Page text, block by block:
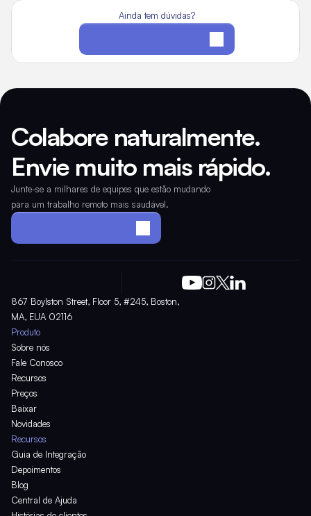
Ainda tem dúvidas?
Colabore naturalmente.
Envie muito mais rápido.
Junte-se a milhares de equipes que estão mudando
para um trabalho remoto mais saudável.
867 Boylston Street, Floor 5, #245, Boston,
MA, EUA 02116
Produto
Sobre nós
Fale Conosco
Recursos
Preços
Baixar
Novidades
Recursos
Guia de Integração
Depoimentos
Blog
Central de Ajuda